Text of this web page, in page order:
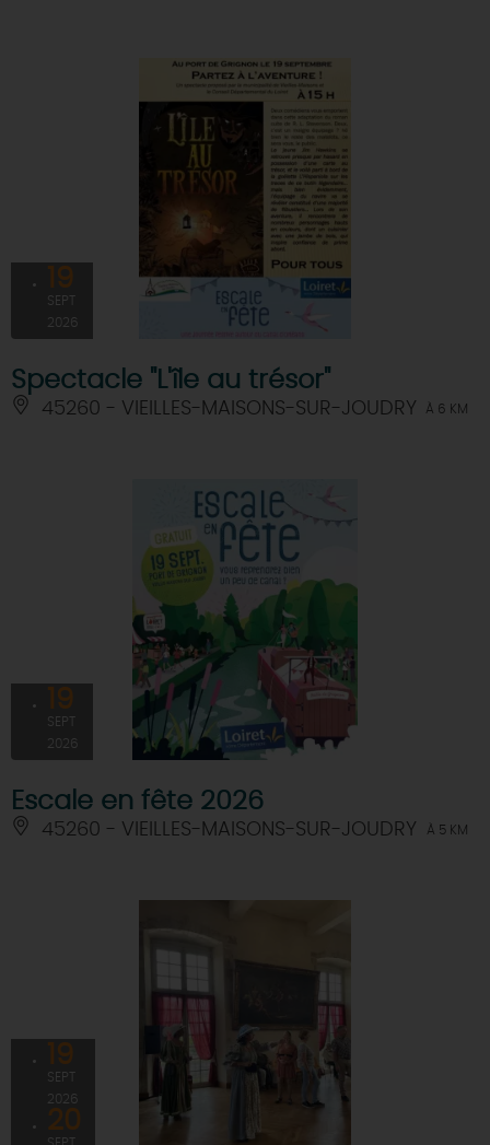
19
SEPT
2026
Spectacle "L'île au trésor"
45260 - VIEILLES-MAISONS-SUR-JOUDRY À 6 KM
19
SEPT
2026
Escale en fête 2026
45260 - VIEILLES-MAISONS-SUR-JOUDRY À 5 KM
19
SEPT
2026
20